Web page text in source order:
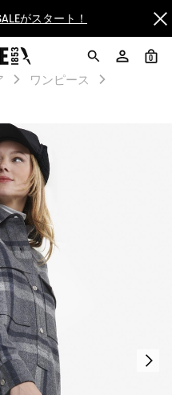
料＆返品無料
ス終了のお知らせ
がスタート！
料＆返品無料
ス終了のお知らせ
0
ワンピース